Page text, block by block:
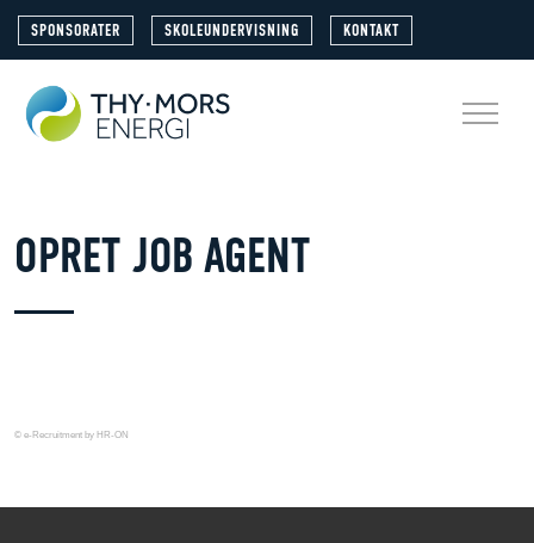
SPONSORATER SKOLEUNDERVISNING KONTAKT
OPRET JOB AGENT
© e-Recruitment by HR-ON